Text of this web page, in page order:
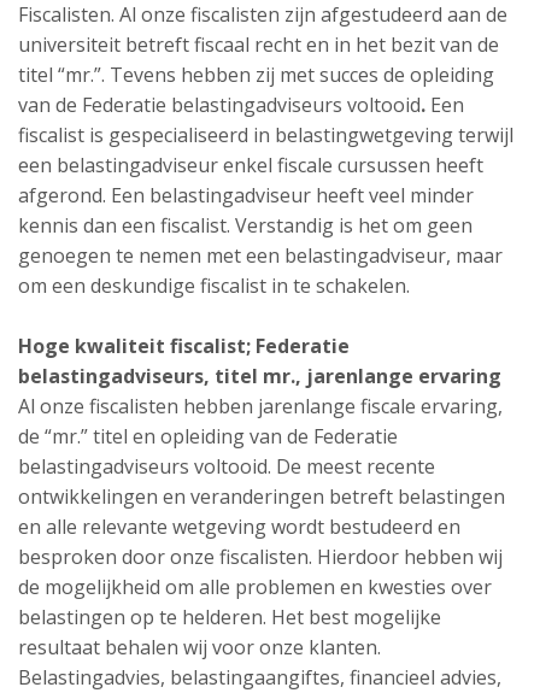
Fiscalisten. Al onze fiscalisten zijn afgestudeerd aan de
universiteit betreft fiscaal recht en in het bezit van de
titel “mr.”. Tevens hebben zij met succes de opleiding
van de Federatie belastingadviseurs voltooid. Een
fiscalist is gespecialiseerd in belastingwetgeving terwijl
een belastingadviseur enkel fiscale cursussen heeft
afgerond. Een belastingadviseur heeft veel minder
kennis dan een fiscalist. Verstandig is het om geen
genoegen te nemen met een belastingadviseur, maar
om een deskundige fiscalist in te schakelen.
Hoge kwaliteit fiscalist; Federatie
belastingadviseurs, titel mr., jarenlange ervaring
Al onze fiscalisten hebben jarenlange fiscale ervaring,
de “mr.” titel en opleiding van de Federatie
belastingadviseurs voltooid. De meest recente
ontwikkelingen en veranderingen betreft belastingen
en alle relevante wetgeving wordt bestudeerd en
besproken door onze fiscalisten. Hierdoor hebben wij
de mogelijkheid om alle problemen en kwesties over
belastingen op te helderen. Het best mogelijke
resultaat behalen wij voor onze klanten.
Belastingadvies, belastingaangiftes, financieel advies,